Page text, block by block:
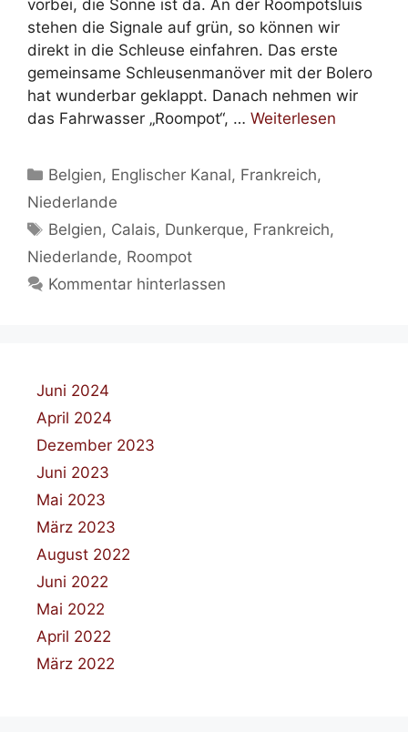
vorbei, die Sonne ist da. An der Roompotsluis
stehen die Signale auf grün, so können wir
direkt in die Schleuse einfahren. Das erste
gemeinsame Schleusenmanöver mit der Bolero
hat wunderbar geklappt. Danach nehmen wir
das Fahrwasser „Roompot“, … Weiterlesen
Kategorien
Belgien, Englischer Kanal, Frankreich,
Niederlande
Schlagwörter
Belgien, Calais, Dunkerque, Frankreich,
Niederlande, Roompot
Kommentar hinterlassen
Juni 2024
April 2024
Dezember 2023
Juni 2023
Mai 2023
März 2023
August 2022
Juni 2022
Mai 2022
April 2022
März 2022